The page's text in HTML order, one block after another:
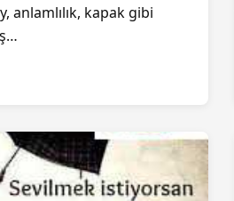
anlamlılık, kapak gibi